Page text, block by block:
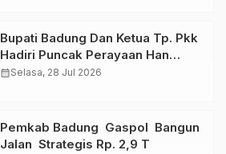
Bupati Badung Dan Ketua Tp. Pkk
Hadiri Puncak Perayaan Han
Tahun 2026
calendar_monthSelasa, 28 Jul 2026
Pemkab Badung Gaspol Bangun
Jalan Strategis Rp. 2,9 T